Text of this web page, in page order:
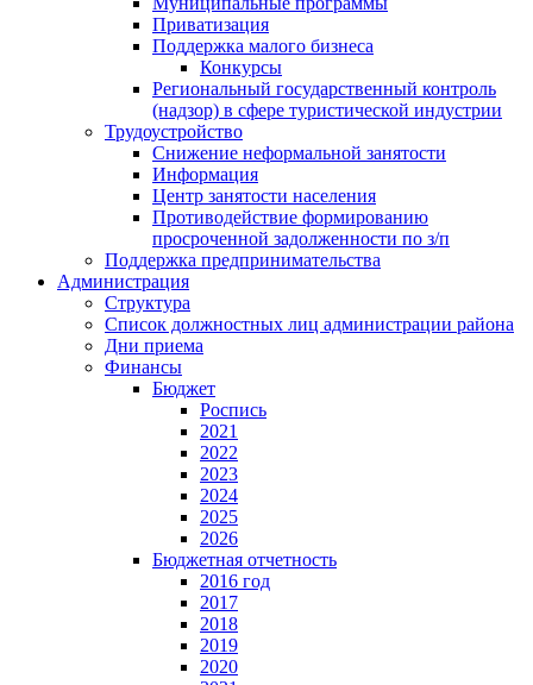
Приватизация
Поддержка малого бизнеса
Конкурсы
Региональный государственный контроль
(надзор) в сфере туристической индустрии
Трудоустройство
Снижение неформальной занятости
Информация
Центр занятости населения
Противодействие формированию
просроченной задолженности по з/п
Поддержка предпринимательства
Администрация
Структура
Список должностных лиц администрации района
Дни приема
Финансы
Бюджет
Роспись
2021
2022
2023
2024
2025
2026
Бюджетная отчетность
2016 год
2017
2018
2019
2020